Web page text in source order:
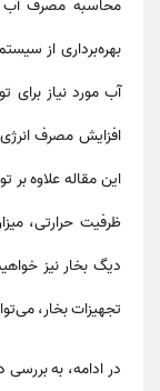
محاسبه مصرف آب
بهره‌برداری از
آب مورد نیاز برای
افزایش مصرف
این مقاله علاوه
ظرفیت حرارتی،
دیگ بخار نیز
تجهیزات بخار،
در ادامه، به